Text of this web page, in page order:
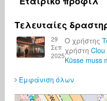
Τελευταίες
29
Σεπ
2025
Ο χρήστης
χρήστη Clou
Küsse muss
Εμφάνιση όλων